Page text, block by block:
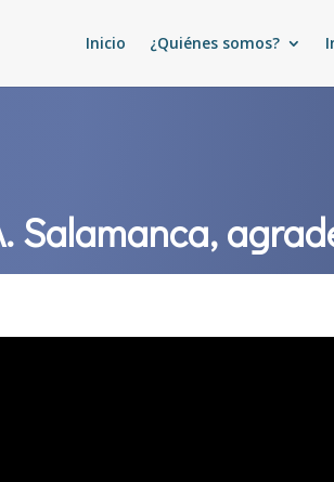
Inicio ¿Quiénes somos?
Salamanca,